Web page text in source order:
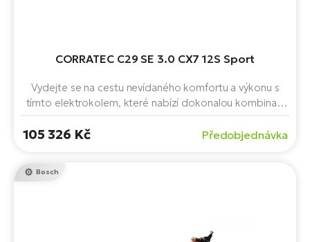
CORRATEC C29 SE 3.0 CX7 12S Sport
Vydejte se na cestu nevídaného komfortu a výkonu s
tímto elektrokolem, které nabízí dokonalou kombinaci
Performance Line CX Cruise BES3, baterií s kapacitou
105 326 Kč Předobjednávka
Bosch